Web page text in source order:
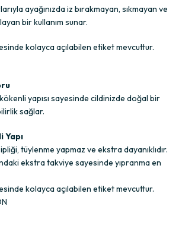
ayağınızda iz bırakmayan, sıkmayan ve
bir kullanım sunar.
kolayca açılabilen etiket mevcuttur.
yapısı sayesinde cildinizde doğal bir
sağlar.
Yapı
tüylenme yapmaz ve ekstra dayanıklıdır.
ekstra takviye sayesinde yıpranma en
kolayca açılabilen etiket mevcuttur.